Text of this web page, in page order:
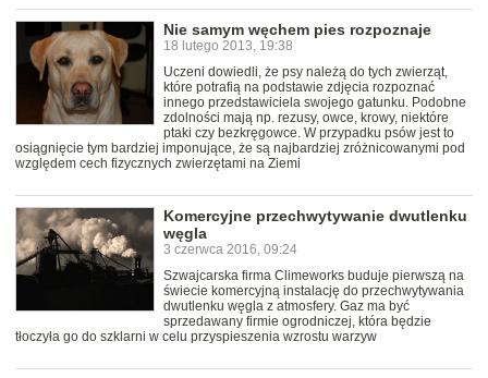
Nie samym węchem pies rozpoznaje
18 lutego 2013, 19:38
Uczeni dowiedli, że psy należą do tych zwierząt,
które potrafią na podstawie zdjęcia rozpoznać
innego przedstawiciela swojego gatunku. Podobne
zdolności mają np. rezusy, owce, krowy, niektóre
ptaki czy bezkręgowce. W przypadku psów jest to
osiągnięcie tym bardziej imponujące, że są najbardziej zróżnicowanymi pod
względem cech fizycznych zwierzętami na Ziemi
Komercyjne przechwytywanie dwutlenku
węgla
3 czerwca 2016, 09:24
Szwajcarska firma Climeworks buduje pierwszą na
świecie komercyjną instalację do przechwytywania
dwutlenku węgla z atmosfery. Gaz ma być
sprzedawany firmie ogrodniczej, która będzie
tłoczyła go do szklarni w celu przyspieszenia wzrostu warzyw